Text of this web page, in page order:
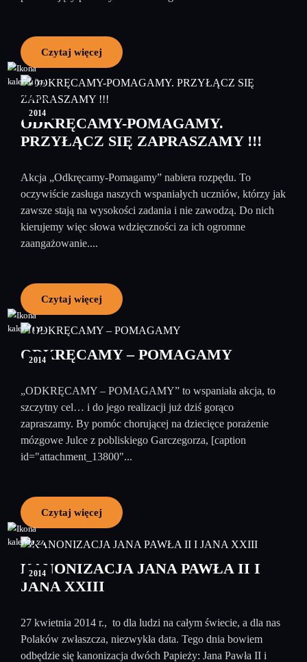
Czytaj więcej
17
listopad
2014
ODKRĘCAMY-POMAGAMY.
PRZYŁĄCZ SIĘ ZAPRASZAMY !!!
Akcja „Odkręcamy-Pomagamy” nabiera rozpędu. To
oczywiście zasługa naszych wspaniałych uczniów, którzy jak
zawsze stają na wysokości zadania i nie zawodzą. Do nich
kierujemy więc słowa wdzięczności za ich ogromne
zaangażowanie....
Czytaj więcej
02
2014
ODKRĘCAMY – POMAGAMY
„ODKRĘCAMY – POMAGAMY” to wspaniała akcja, to
szczytny cel… i do jego realizacji już dziś gorąco
zapraszamy. By pomóc chorującej na dziecięce porażenie
mózgowe Julce z pobliskiego Garczegorza, [caption
id="attachment_13800"...
Czytaj więcej
27
2014
KANONIZACJA JANA PAWŁA II I
JANA XXIII
27 kwietnia 2014 r., to dla ludzi na całym świecie, a dla nas
Polaków zwłaszcza, niezwykła data. Tego dnia bowiem
odbędzie się kanonizacja dwóch Papieży: Jana Pawła II i